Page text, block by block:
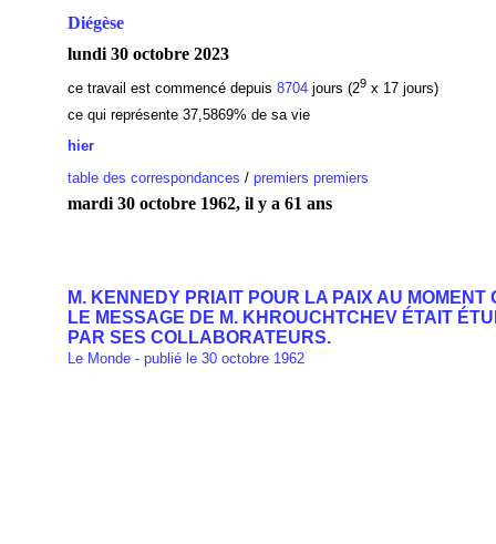
Diégèse
lundi 30 octobre 2023
ce travail est commencé depuis 8704jours (29x 17 jours)
ce qui représente 37,5869% de sa vie
hier
table des correspondances / premiers premiers
mardi 30 octobre 1962, il y a 61 ans
M. KENNEDY PRIAIT POUR LA PAIX AU MOMENT
LE MESSAGE DE M. KHROUCHTCHEV ÉTAIT
PAR SES COLLABORATEURS.
Le Monde - publié le 30 octobre 1962